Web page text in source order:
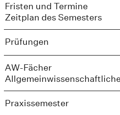
Fristen und Termine
Zeitplan des Semesters
Prüfungen
AW-Fächer
Praxissemester